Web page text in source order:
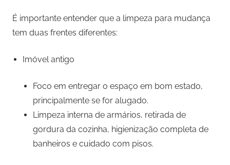
É importante entender que a limpeza para mudança
tem duas frentes diferentes:
Imóvel antigo
Foco em entregar o espaço em bom estado,
principalmente se for alugado.
Limpeza interna de armários, retirada de
gordura da cozinha, higienização completa de
banheiros e cuidado com pisos.